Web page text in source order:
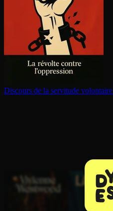
Discours de la servitude volontaire